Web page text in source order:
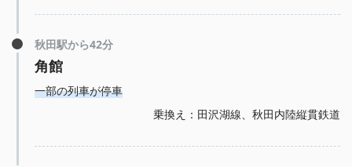
秋田駅から42分
角館
一部の列車が停車
乗換え：田沢湖線、秋田内陸縦貫鉄道